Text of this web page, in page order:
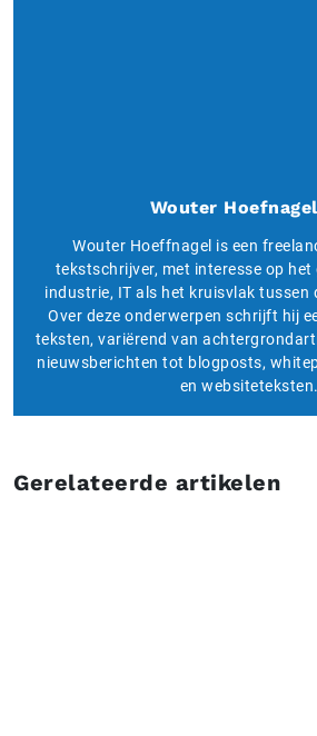
Wouter Hoefnagel
Wouter Hoeffnagel is een
tekstschrijver, met interesse op het
industrie, IT als het kruisvlak tussen
Over deze onderwerpen schrijft hij
teksten, variërend van
nieuwsberichten tot blogposts,
en websiteteksten.
Gerelateerde artikelen